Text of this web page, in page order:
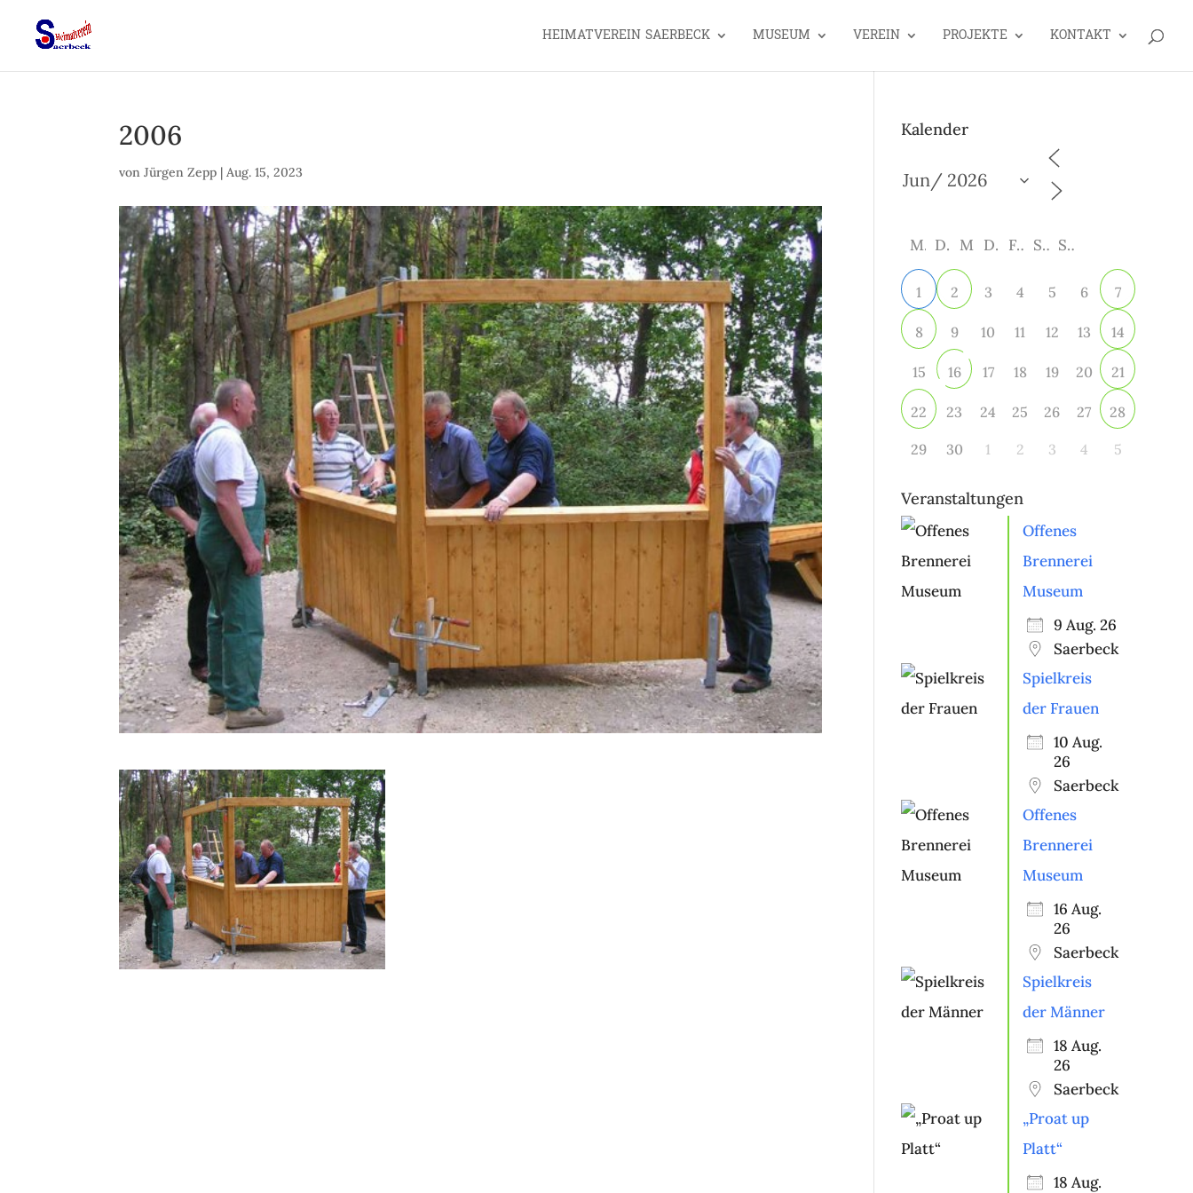
HEIMATVEREIN SAERBECK MUSEUM VEREIN PROJEKTE KONTAKT
2006
vonJürgen Zepp |Aug. 15, 2023
Kalender
M D M D F S S
1 2 3 4 5 6 7
8 9 10 11 12 13 14
15 16 17 18 19 20 21
22 23 24 25 26 27 28
29 30 1 2 3 4 5
Veranstaltungen
Offenes
Brennerei
Museum
9 Aug. 26
Saerbeck
Spielkreis
der Frauen
10 Aug.
26
Saerbeck
Offenes
Brennerei
Museum
16 Aug.
26
Saerbeck
Spielkreis
der Männer
18 Aug.
26
Saerbeck
„Proat up
Platt“
18 Aug.